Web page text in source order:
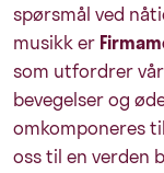
spørsmål ved
musikk er
som utfordrer
bevegelser og
omkomponeres
oss til en verden